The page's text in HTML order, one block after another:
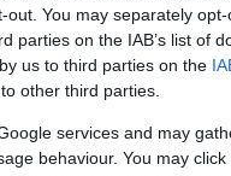
You may separately
parties on the IAB’s list of
us to third parties on the
other third parties.
services and may
behaviour. You may
per